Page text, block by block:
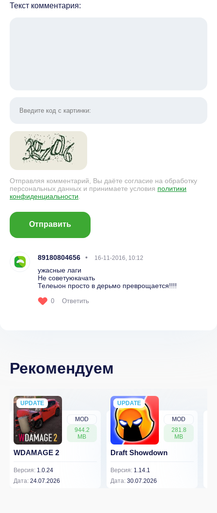
Текст комментария:
Отправляя комментарий, Вы даёте согласие на обработку
персональных данных и принимаете условия политики
конфиденциальности
Отправить
89180804656 16-11-2016, 10:12
ужасные лаги
Не советуюкачать
Телеыон просто в дерьмо преврощается!!!!
0 Ответить
Рекомендуем
MOD
944.2
MB
UPDATE
NEW
WDAMAGE 2
Версия: 1.0.24
Дата: 24.07.2026
MOD
281.8
MB
UPDATE
NEW
Draft Showdown
Версия: 1.14.1
Дата: 30.07.2026